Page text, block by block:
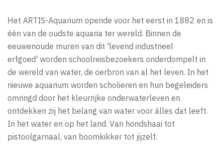
Het ARTIS-Aquarium opende voor het eerst in 1882 en is
één van de oudste aquaria ter wereld. Binnen de
eeuwenoude muren van dit 'levend industrieel
erfgoed' worden schoolreisbezoekers onderdompelt in
de wereld van water, de oerbron van al het leven. In het
nieuwe aquarium worden scholieren en hun begeleiders
omringd door het kleurrijke onderwaterleven en
ontdekken zij het belang van water voor álles dat leeft.
In het water en op het land. Van hondshaai tot
pistoolgarnaal, van boomkikker tot jijzelf.